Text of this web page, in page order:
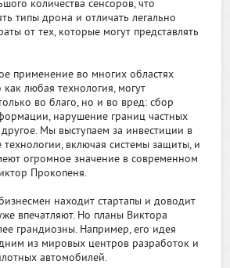
количества сенсоров, что
типы дрона и отличать легально
от тех, которые могут представлять
применение во многих областях
любая технология, могут
во благо, но и во вред: сбор
нарушение границ частных
Мы выступаем за инвестиции в
включая системы защиты, и
огромное значение в современном
Прокопеня.
находит стартапы и доводит
впечатляют. Но планы Виктора
грандиозны. Например, его идея
из мировых центров разработок и
автомобилей.